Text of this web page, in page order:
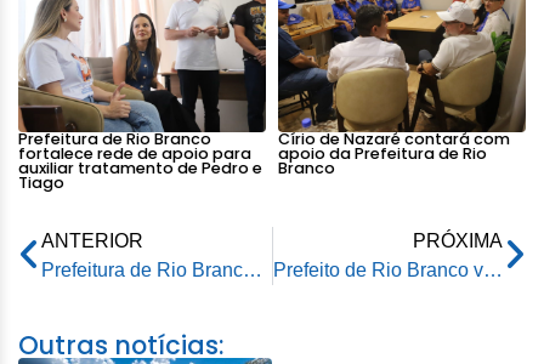
Prefeitura de Rio Branco
fortalece rede de apoio para
auxiliar tratamento de Pedro e
Tiago
Círio de Nazaré contará com
apoio da Prefeitura de Rio
Branco
ANTERIOR
Prefeitura de Rio Branco realiza reparo em adutora na rua Floriano Peixoto
PRÓXIMA
Prefeito de Rio Branco visita obra do Mercado Municipal no bairro São Francisco
Outras notícias: